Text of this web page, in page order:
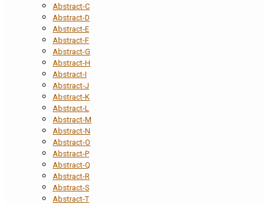
Abstract-C
Abstract-D
Abstract-E
Abstract-F
Abstract-G
Abstract-H
Abstract-I
Abstract-J
Abstract-K
Abstract-L
Abstract-M
Abstract-N
Abstract-O
Abstract-P
Abstract-Q
Abstract-R
Abstract-S
Abstract-T